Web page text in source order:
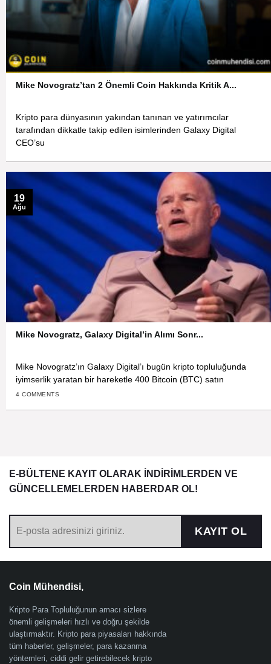
Mike Novogratz’tan 2 Önemli Coin Hakkında Kritik A...
Kripto para dünyasının yakından tanınan ve yatırımcılar
tarafından dikkatle takip edilen isimlerinden Galaxy Digital
CEO’su
Mike Novogratz, Galaxy Digital’in Alımı Sonr...
Mike Novogratz’ın Galaxy Digital’ı bugün kripto topluluğunda
iyimserlik yaratan bir hareketle 400 Bitcoin (BTC) satın
4 COMMENTS
19
Ağu
E-BÜLTENE KAYIT OLARAK İNDİRİMLERDEN VE
GÜNCELLEMELERDEN HABERDAR OL!
KAYIT OL
Coin Mühendisi,
Kripto Para Topluluğunun amacı sizlere
önemli gelişmeleri hızlı ve doğru şekilde
ulaştırmaktır. Kripto para piyasaları hakkında
tüm haberler, gelişmeler, para kazanma
yöntemleri, ciddi gelir getirebilecek kripto